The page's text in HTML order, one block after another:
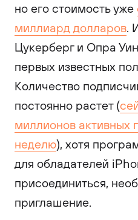
но его стоимость уже
миллиард долларов.
Цукерберг и Опра
первых известных
Количество
постоянно растет (
миллионов активных
неделю), хотя
для обладателей
присоединиться,
приглашение.